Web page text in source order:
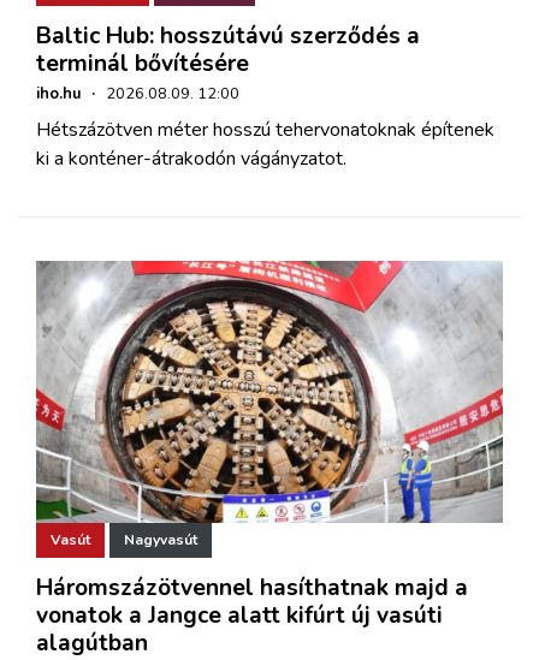
Baltic Hub: hosszútávú szerződés a
terminál bővítésére
iho.hu · 2026.08.09. 12:00
Hétszázötven méter hosszú tehervonatoknak építenek
ki a konténer-átrakodón vágányzatot.
Vasút Nagyvasút
Háromszázötvennel hasíthatnak majd a
vonatok a Jangce alatt kifúrt új vasúti
alagútban